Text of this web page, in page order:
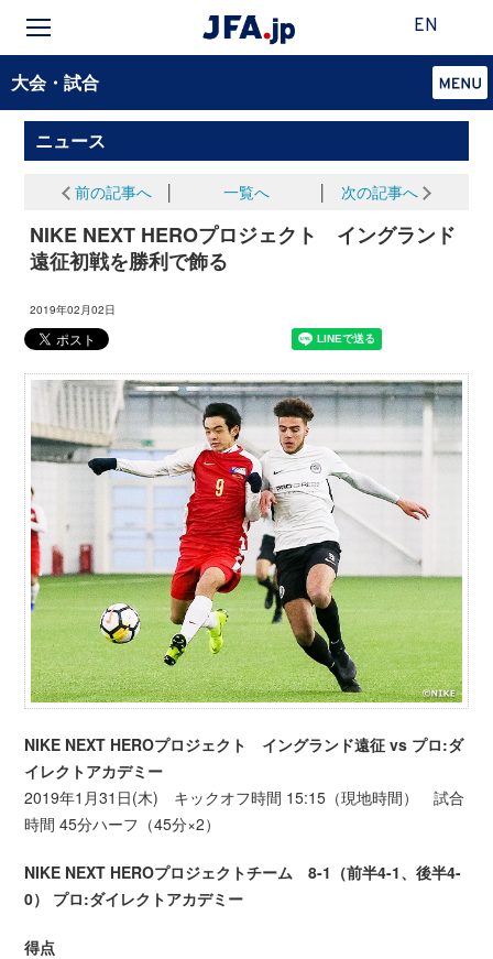
EN
大会・試合
ニュース
前の記事へ 一覧へ 次の記事へ
NIKE NEXT HEROプロジェクト イングランド
遠征初戦を勝利で飾る
2019年02月02日
NIKE NEXT HEROプロジェクト イングランド遠征 vs プロ:ダ
イレクトアカデミー
2019年1月31日(木) キックオフ時間 15:15（現地時間） 試合
時間 45分ハーフ（45分×2）
NIKE NEXT HEROプロジェクトチーム 8-1（前半4-1、後半4-
0） プロ:ダイレクトアカデミー
得点